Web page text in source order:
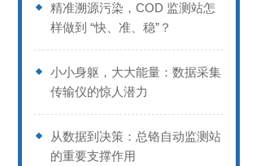
精准溯源污染，COD 监测站怎
样做到 “快、准、稳”？
小小身躯，大大能量：数据采集
传输仪的惊人潜力
从数据到决策：总铬自动监测站
的重要支撑作用